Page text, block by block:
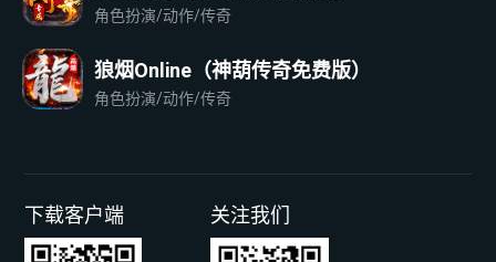
角色扮演/动作/传奇
狼烟Online（神葫传奇免费版）
角色扮演/动作/传奇
下载客户端 关注我们